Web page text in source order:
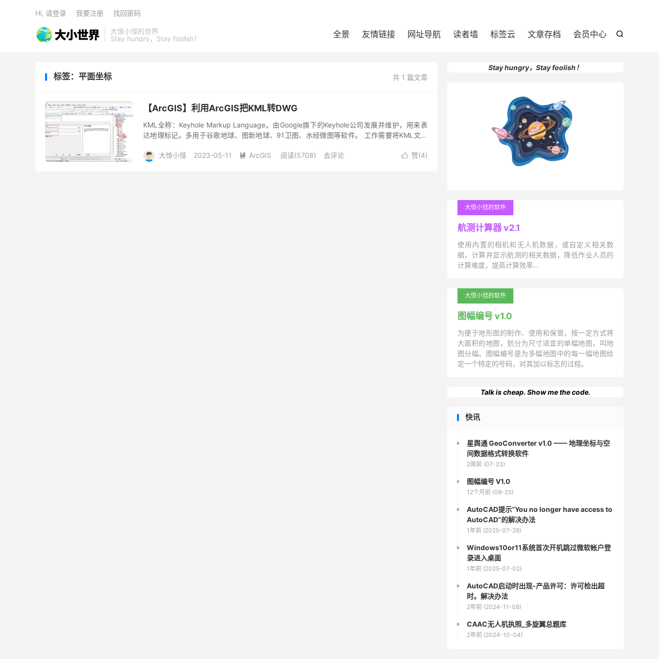
大惊小怪的世界
Stay hungry，Stay foolish！

全景 友情链接 网址导航 读者墙 标签云 文章存档 会员中心
Hi, 请登录 我要注册 找回密码
共 1 篇文章
标签：平面坐标
【ArcGIS】利用ArcGIS把KML转DWG
KML全称：Keyhole Markup Language。由Google旗下的Keyhole公司发展并维护，用来表
达地理标记。多用于谷歌地球、图新地球、91卫图、水经微图等软件。 工作需要将KML文件
 赞(4)
大惊小怪 2023-05-11  ArcGIS 阅读(5708) 去评论
Stay hungry，Stay foolish！
大惊小怪的软件
航测计算器 v2.1
使用内置的相机和无人机数据，或自定义相关数
据，计算并显示航测的相关数据，降低作业人员的
计算难度，提高计算效率…
大惊小怪的软件
图幅编号 v1.0
为便于地形图的制作、使用和保管，按一定方式将
大面积的地图，划分为尺寸适宜的单幅地图，叫地
图分幅。图幅编号是为多幅地图中的每一幅地图给
定一个特定的号码，对其加以标志的过程。
Talk is cheap. Show me the code.
快讯
星舆通 GeoConverter v1.0 —— 地理坐标与空
间数据格式转换软件
2周前 (07-23)
图幅编号 V1.0
12个月前 (08-25)
AutoCAD提示“You no longer have access to
AutoCAD”的解决办法
1年前 (2025-07-28)
Windows10or11系统首次开机跳过微软帐户登
录进入桌面
1年前 (2025-07-02)
AutoCAD启动时出现-产品许可：许可检出超
时。解决办法
2年前 (2024-11-08)
CAAC无人机执照_多旋翼总题库
2年前 (2024-10-04)